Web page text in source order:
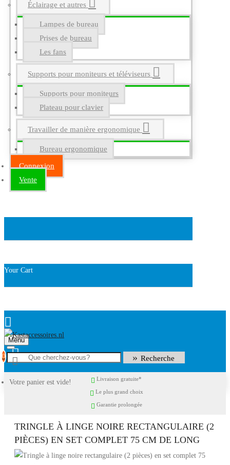
Éclairage et autres
Lampes de bureau
Prises de bureau
Les fans
Supports pour moniteurs et téléviseurs
Supports pour moniteurs
Plateau pour clavier
Travailler de manière ergonomique
Bureau ergonomique
Connexion
Vente
Your Cart
Menu
0
Votre panier est vide!
Recherche
Livraison gratuite*
Le plus grand choix
Garantie prolongée
TRINGLE À LINGE NOIRE RECTANGULAIRE (2
PIÈCES) EN SET COMPLET 75 CM DE LONG